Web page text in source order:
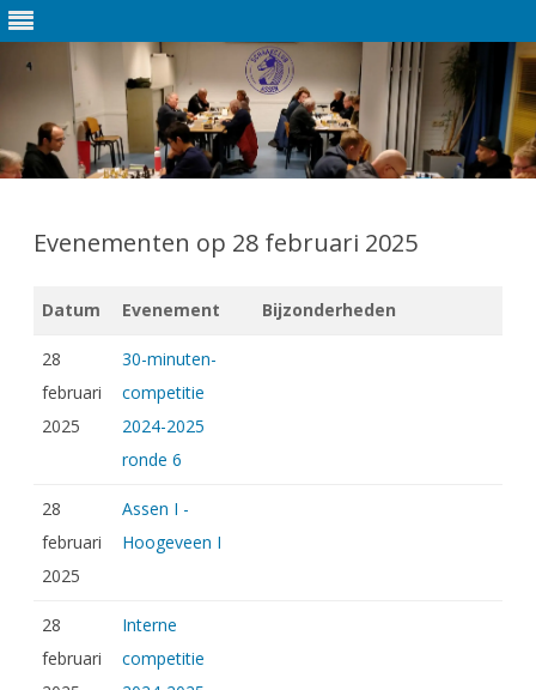
de
Evenementen op 28 februari 2025
Datum Evenement Bijzonderheden
28
februari
2025
30-minuten-
competitie
2024-2025
ronde 6
28
februari
2025
Assen I -
Hoogeveen I
28
februari
Interne
competitie